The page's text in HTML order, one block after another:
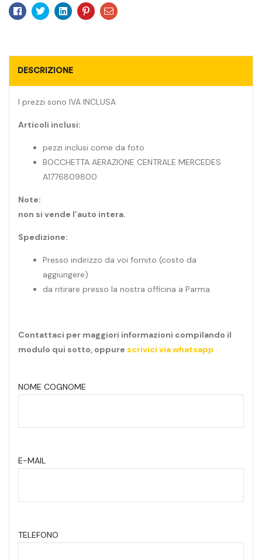
Facebook
TwitterLinkedinPinterest
Email
DESCRIZIONE
I prezzi sono IVA INCLUSA
Articoli inclusi:
pezzi inclusi come da foto
BOCCHETTA AERAZIONE CENTRALE MERCEDES
A1776809800
Note:
non si vende l’auto intera.
Spedizione:
Presso indirizzo da voi fornito (costo da
aggiungere)
da ritirare presso la nostra officina a Parma
Contattaci per maggiori informazioni compilando il
modulo qui sotto, oppure scrivici via whatsapp
NOME COGNOME
E-MAIL
TELEFONO